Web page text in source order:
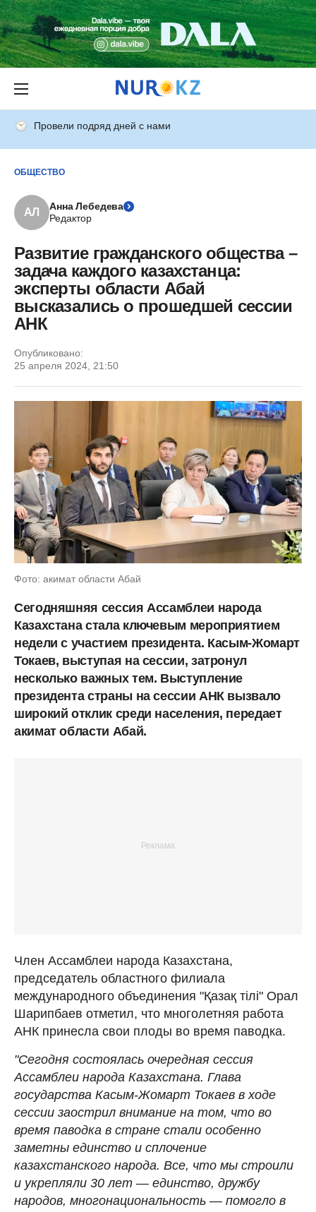
Провели подряд дней с нами
ОБЩЕСТВО
АЛ
Анна Лебедева
Редактор
Развитие гражданского общества –
задача каждого казахстанца:
эксперты области Абай
высказались о прошедшей сессии
АНК
Опубликовано:
25 апреля 2024, 21:50
Фото: акимат области Абай
Сегодняшняя сессия Ассамблеи народа
Казахстана стала ключевым мероприятием
недели с участием президента. Касым-Жомарт
Токаев, выступая на сессии, затронул
несколько важных тем. Выступление
президента страны на сессии АНК вызвало
широкий отклик среди населения, передает
акимат области Абай.
Член Ассамблеи народа Казахстана,
председатель областного филиала
международного объединения "Қазақ тілі" Орал
Шарипбаев отметил, что многолетняя работа
АНК принесла свои плоды во время паводка.
"Сегодня состоялась очередная сессия
Ассамблеи народа Казахстана. Глава
государства Касым-Жомарт Токаев в ходе
сессии заострил внимание на том, что во
время паводка в стране стали особенно
заметны единство и сплочение
казахстанского народа. Все, что мы строили
и укрепляли 30 лет — единство, дружбу
народов, многонациональность — помогло в